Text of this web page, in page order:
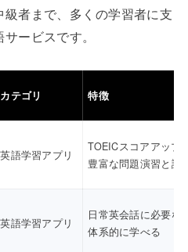
者まで、多くの学習者に支
ービスです。
カテゴリ 特徴
英語学習アプリ
TOEICスコアアップ
豊富な問題演習と講
英語学習アプリ
日常英会話に必要な
体系的に学べる